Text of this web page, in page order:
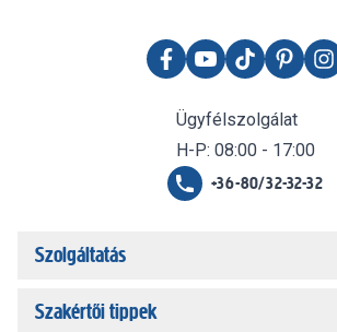
Ügyfélszolgálat
H-P: 08:00 - 17:00
+36-80/32-32-32
Szolgáltatás
Szakértői tippek